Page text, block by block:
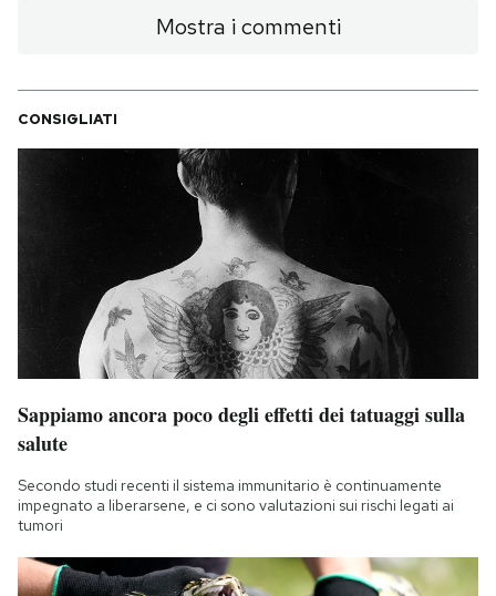
Mostra i commenti
CONSIGLIATI
Sappiamo ancora poco degli effetti dei tatuaggi sulla
salute
Secondo studi recenti il sistema immunitario è continuamente
impegnato a liberarsene, e ci sono valutazioni sui rischi legati ai
tumori